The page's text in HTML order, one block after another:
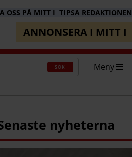
OSS PÅ MITT I TIPSA REDAKTIONEN
ANNONSERA I MITT I
SÖK Meny
nyheterna